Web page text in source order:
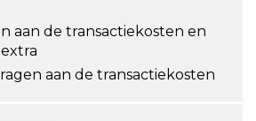
aan de transactiekosten en
aan de transactiekosten